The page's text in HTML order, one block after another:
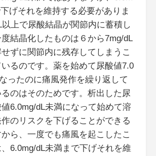
げそれを維持する必要がありま
上で尿酸結晶が関節内に蓄積し
結晶化したものは６から7mg/dL
ずに関節内に残存してしまうこ
るのです。薬を始めて尿酸値7.0
ったのに痛風発作を繰り返して
のはそのためです。析出した尿
6.0mg/dL未満になって始めて溶
のリスクを下げることができる
ら、一度でも痛風を起こしたこ
6.0mg/dL未満まで下げそれを維